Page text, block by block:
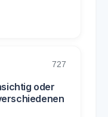
727
oder